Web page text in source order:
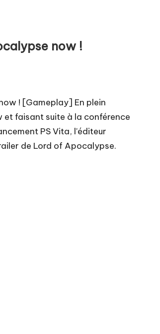
now !
! [Gameplay] En plein
et faisant suite à la conférence
PS Vita, l'éditeur
de Lord of Apocalypse.